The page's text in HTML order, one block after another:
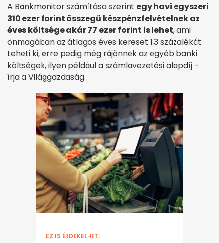
A Bankmonitor számítása szerint egy havi egyszeri
310 ezer forint összegű készpénzfelvételnek az
éves költsége akár 77 ezer forint is lehet, ami
önmagában az átlagos éves kereset 1,3 százalékát
teheti ki, erre pedig még rájönnek az egyéb banki
költségek, ilyen például a számlavezetési alapdíj –
írja a Világgazdaság.
EZ IS ÉRDEKELHET: